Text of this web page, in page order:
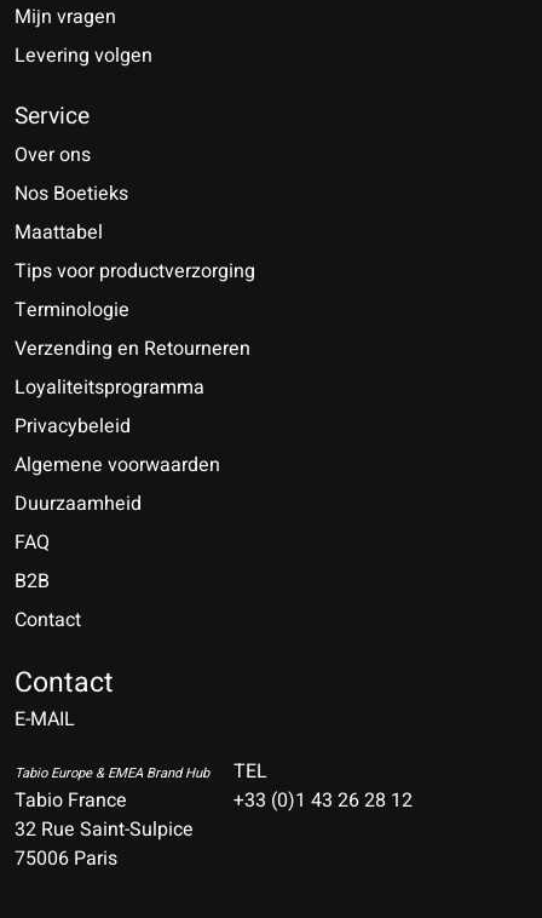
Mijn vragen
Levering volgen
Service
Over ons
Nos Boetieks
Maattabel
Tips voor productverzorging
Terminologie
Verzending en Retourneren
Loyaliteitsprogramma
Privacybeleid
Algemene voorwaarden
Duurzaamheid
FAQ
B2B
Contact
Contact
E-MAIL
Tabio Europe & EMEA Brand Hub
Tabio France
32 Rue Saint-Sulpice
75006 Paris
TEL
+33 (0)1 43 26 28 12